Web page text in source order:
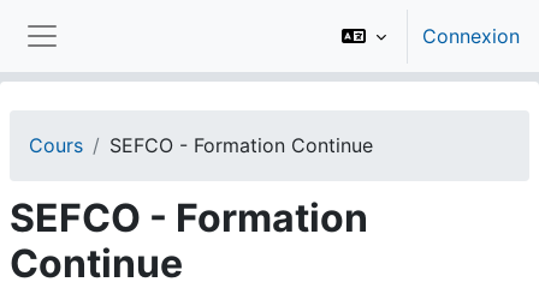
Panneau latéral
Connexion
Cours SEFCO - Formation Continue
SEFCO - Formation
Continue